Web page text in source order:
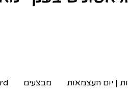
| יום העצמאות מבצעים